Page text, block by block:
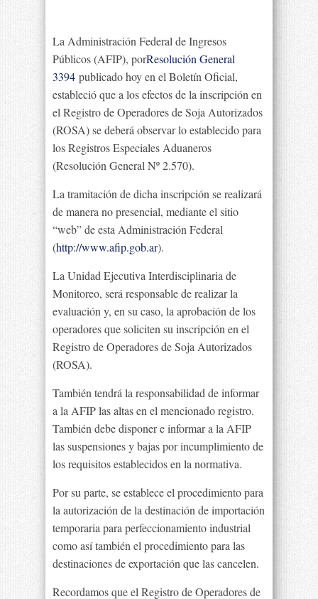
La Administración Federal de Ingresos
Públicos (AFIP), porResolución General
3394 publicado hoy en el Boletín Oficial,
estableció que a los efectos de la inscripción en
el Registro de Operadores de Soja Autorizados
(ROSA) se deberá observar lo establecido para
los Registros Especiales Aduaneros
(Resolución General Nº 2.570).
La tramitación de dicha inscripción se realizará
de manera no presencial, mediante el sitio
“web” de esta Administración Federal
(http://www.afip.gob.ar).
La Unidad Ejecutiva Interdisciplinaria de
Monitoreo, será responsable de realizar la
evaluación y, en su caso, la aprobación de los
operadores que soliciten su inscripción en el
Registro de Operadores de Soja Autorizados
(ROSA).
También tendrá la responsabilidad de informar
a la AFIP las altas en el mencionado registro.
También debe disponer e informar a la AFIP
las suspensiones y bajas por incumplimiento de
los requisitos establecidos en la normativa.
Por su parte, se establece el procedimiento para
la autorización de la destinación de importación
temporaria para perfeccionamiento industrial
como así también el procedimiento para las
destinaciones de exportación que las cancelen.
Recordamos que el Registro de Operadores de